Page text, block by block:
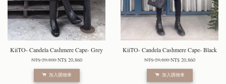
KiiTO- Candela Cashmere Cape- Grey
NT$ 29,800NT$ 20,860
加入購物車
KiiTO- Candela Cashmere Cape- Black
NT$ 29,800NT$ 20,860
加入購物車